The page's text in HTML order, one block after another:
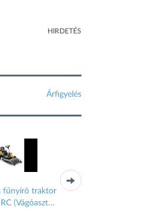
HIRDETÉS
Árfigyelés
fűnyíró traktor
(Vágóasztal
fűgyűjtős fűnyíró